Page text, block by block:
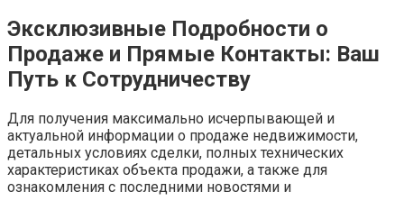
Эксклюзивные Подробности о
Продаже и Прямые Контакты: Ваш
Путь к Сотрудничеству
Для получения максимально исчерпывающей и
актуальной информации о продаже недвижимости,
детальных условиях сделки, полных технических
характеристиках объекта продажи, а также для
ознакомления с последними новостями и